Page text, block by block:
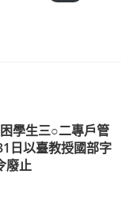
學生三○二專戶管
日以臺教授國部字
廢止